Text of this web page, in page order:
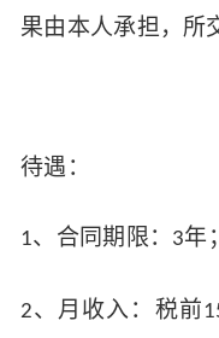
果由本人承担，所
待遇 ：
1、合同期限： 3年；
2、月收入：税前